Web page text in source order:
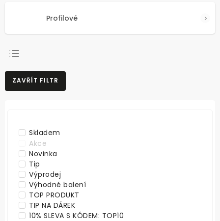
Profilové
NEJPRODÁVANĚJŠÍ
NEJLEVNĚJŠÍ
ZAVŘÍT FILTR
Skladem
Akce
Novinka
Tip
Výprodej
Výhodné balení
TOP PRODUKT
TIP NA DÁREK
10% SLEVA S KÓDEM: TOP10